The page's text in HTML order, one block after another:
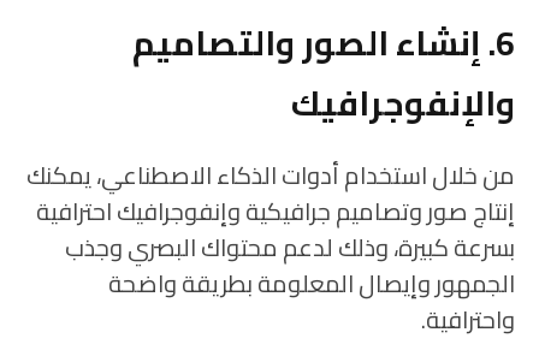
6. إنشاء الصور والتصاميم
والإنفوجرافيك
من خلال استخدام أدوات الذكاء الاصطناعي، يمكنك
إنتاج صور وتصاميم جرافيكية وإنفوجرافيك احترافية
بسرعة كبيرة، وذلك لدعم محتواك البصري وجذب
الجمهور وإيصال المعلومة بطريقة واضحة
واحترافية.